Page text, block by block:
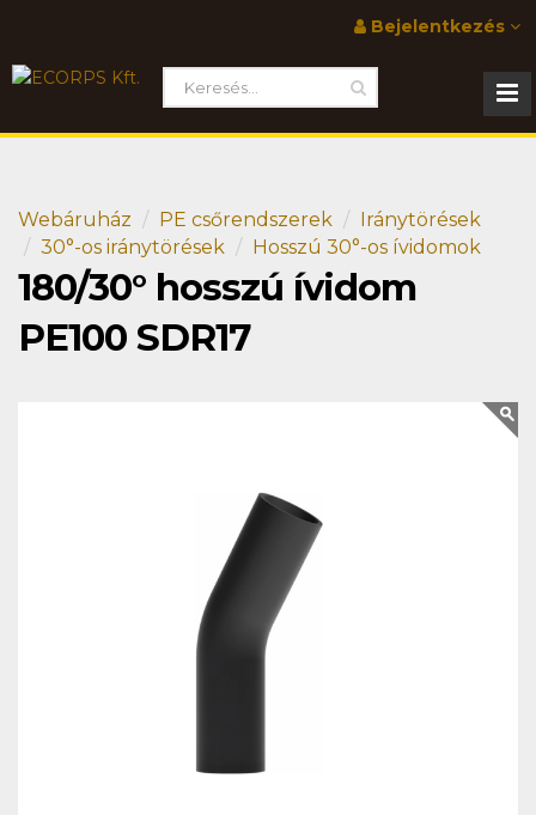
Bejelentkezés
Webáruház PE csőrendszerek
Iránytörések
30°-os iránytörések
Hosszú 30°-os ívidomok
180/30° hosszú ívidom
PE100 SDR17